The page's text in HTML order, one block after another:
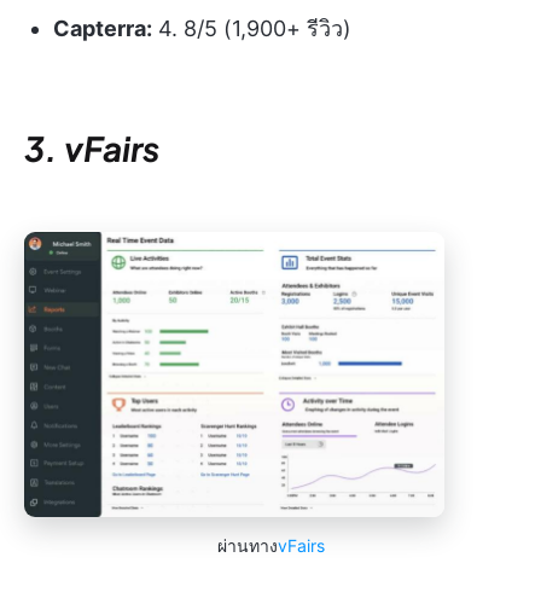
Capterra: 4. 8/5 (1,900+ รีวิว)
3. vFairs
ผ่านทางvFairs